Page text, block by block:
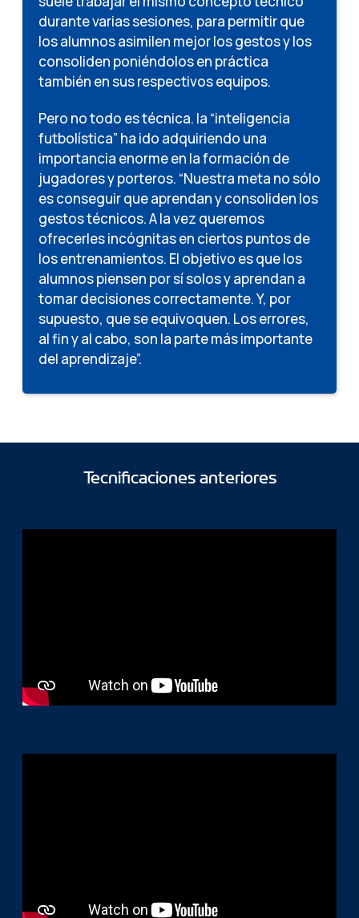
durante varias sesiones, para permitir que
los alumnos asimilen mejor los gestos y los
consoliden poniéndolos en práctica
también en sus respectivos equipos.
Pero no todo es técnica. la “inteligencia
futbolística” ha ido adquiriendo una
importancia enorme en la formación de
jugadores y porteros. “Nuestra meta no sólo
es conseguir que aprendan y consoliden los
gestos técnicos. A la vez queremos
ofrecerles incógnitas en ciertos puntos de
los entrenamientos. El objetivo es que los
alumnos piensen por sí solos y aprendan a
tomar decisiones correctamente. Y, por
supuesto, que se equivoquen. Los errores,
al fin y al cabo, son la parte más importante
del aprendizaje”.
Tecnificaciones anteriores